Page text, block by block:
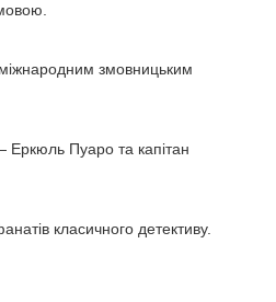
змовницьким
Еркюль Пуаро та капітан
класичного детективу.